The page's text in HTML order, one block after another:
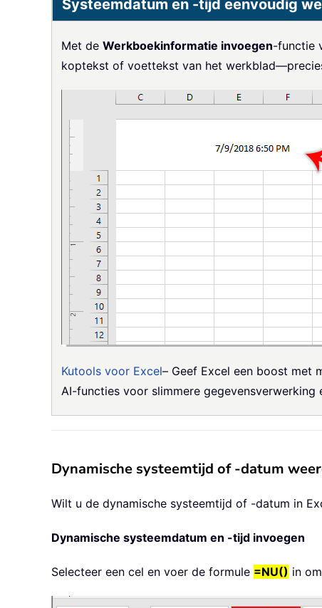
Systeemdatum en -tijd eenvoudig
Met de Werkboekinformatie invoegen-functie
koptekst of voettekst van het
Kutools voor Excel– Geef Excel een boost met
AI-functies voor slimmere gegevensverwerking
Dynamische systeemtijd of -datum
Wilt u de dynamische systeemtijd of -datum in
Dynamische systeemdatum en -tijd invoegen
Selecteer een cel en voer de formule =NU() in